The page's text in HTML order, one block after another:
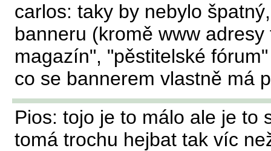
carlos: taky by nebylo
banneru (kromě www
magazín", "pěstitelské
co se bannerem vlastně má
Pios: tojo je to málo ale je to
tomá trochu hejbat tak víc